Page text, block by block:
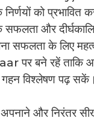
को प्रभावित
और
सफलता के लिए
पर बने रहें
विश्लेषण पढ़
अपनाने और निरंतर